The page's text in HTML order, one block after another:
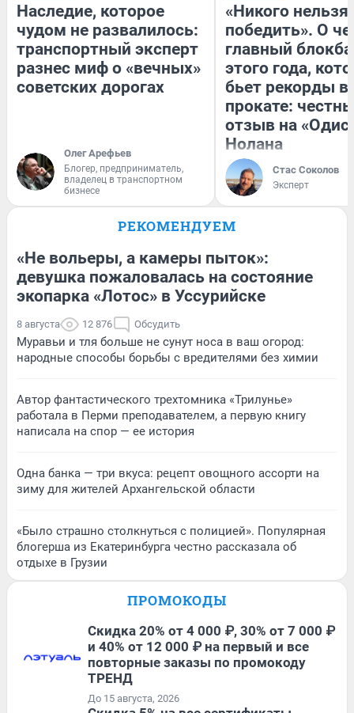
Наследие, которое
чудом не развалилось:
транспортный эксперт
разнес миф о «вечных»
советских дорогах
Олег Арефьев
Блогер, предприниматель,
владелец в транспортном
бизнесе
«Никого нельзя
победить». О
главный
этого года,
бьет рекорды в
прокате:
отзыв на
Нолана
Стас Соколов
Эксперт
РЕКОМЕНДУЕМ
«Не вольеры, а камеры пыток»:
девушка пожаловалась на состояние
экопарка «Лотос» в Уссурийске
8 августа 12 876 Обсудить
Муравьи и тля больше не сунут носа в ваш огород:
народные способы борьбы с вредителями без химии
Автор фантастического трехтомника «Трилунье»
работала в Перми преподавателем, а первую книгу
написала на спор — ее история
Одна банка — три вкуса: рецепт овощного ассорти на
зиму для жителей Архангельской области
«Было страшно столкнуться с полицией». Популярная
блогерша из Екатеринбурга честно рассказала об
отдыхе в Грузии
ПРОМОКОДЫ
Скидка 20% от 4 000 ₽, 30% от 7 000 ₽
и 40% от 12 000 ₽ на первый и все
повторные заказы по промокоду
ТРЕНД
До 15 августа, 2026